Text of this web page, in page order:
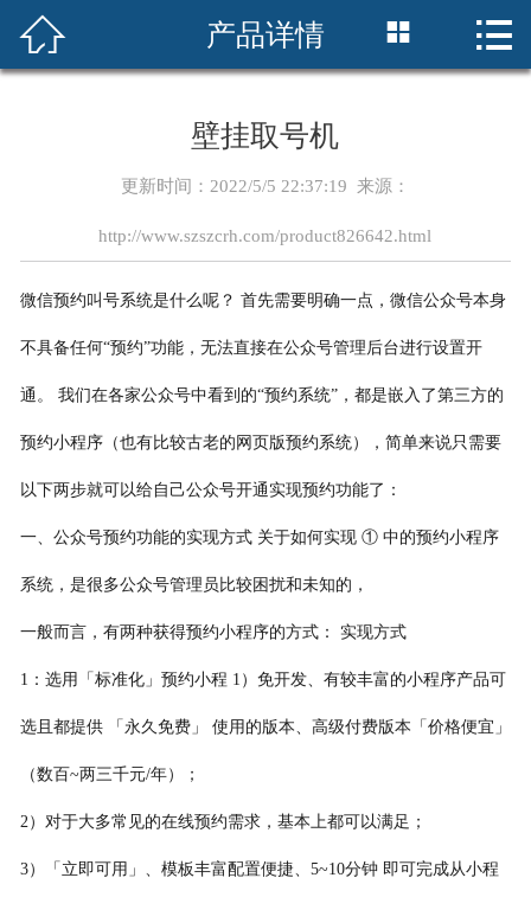
网站首页
解决方案
联系我们
 产品详情  
壁挂取号机
更新时间：2022/5/5 22:37:19 来源：
http://www.szszcrh.com/product826642.html
微信预约叫号系统是什么呢？ 首先需要明确一点，微信公众号本身
不具备任何“预约”功能，无法直接在公众号管理后台进行设置开
通。 我们在各家公众号中看到的“预约系统”，都是嵌入了第三方的
预约小程序（也有比较古老的网页版预约系统），简单来说只需要
以下两步就可以给自己公众号开通实现预约功能了：
一、公众号预约功能的实现方式 关于如何实现 ① 中的预约小程序
系统，是很多公众号管理员比较困扰和未知的，
一般而言，有两种获得预约小程序的方式： 实现方式
1：选用「标准化」预约小程 1）免开发、有较丰富的小程序产品可
选且都提供 「永久免费」 使用的版本、高级付费版本「价格便宜」
（数百~两三千元/年）；
2）对于大多常见的在线预约需求，基本上都可以满足；
3）「立即可用」、模板丰富配置便捷、5~10分钟 即可完成从小程